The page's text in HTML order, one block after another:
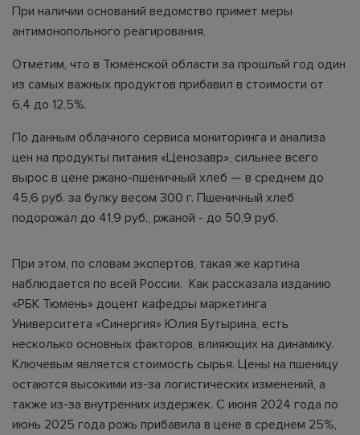
При наличии оснований ведомство примет меры
антимонопольного реагирования.
Отметим, что в Тюменской области за прошлый год один
из самых важных продуктов прибавил в стоимости от
6,4 до 12,5%.
По данным облачного сервиса мониторинга и анализа
цен на продукты питания «Ценозавр», сильнее всего
вырос в цене ржано-пшеничный хлеб — в среднем до
45,6 руб. за булку весом 300 г. Пшеничный хлеб
подорожал до 41,9 руб., ржаной - до 50,9 руб.
При этом, по словам экспертов, такая же картина
наблюдается по всей России. Как рассказала изданию
«РБК Тюмень» доцент кафедры маркетинга
Университета «Синергия» Юлия Бутырина, есть
несколько основных факторов, влияющих на динамику.
Ключевым является стоимость сырья. Цены на пшеницу
остаются высокими из-за логистических изменений, а
также из-за внутренних издержек. С июня 2024 года по
июнь 2025 года рожь прибавила в цене в среднем 25%,